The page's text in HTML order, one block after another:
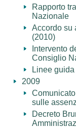
Rapporto
Nazionale
Accordo su
(2010)
Intervento
Consiglio
Linee
2009
sulle
Decreto